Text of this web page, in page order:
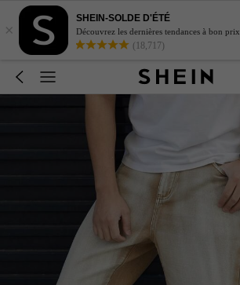
×
SHEIN-SOLDE D'ÉTÉ
Découvrez les dernières tendances à bon prix.
(18,717)